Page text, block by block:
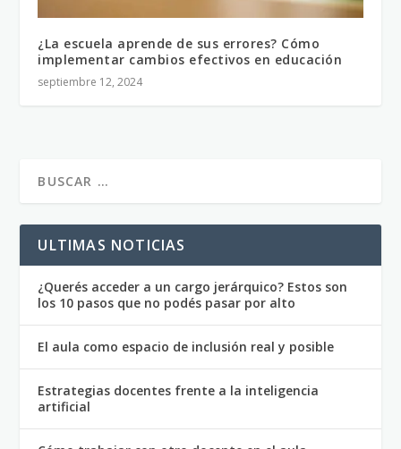
¿La escuela aprende de sus errores? Cómo
implementar cambios efectivos en educación
septiembre 12, 2024
ULTIMAS NOTICIAS
¿Querés acceder a un cargo jerárquico? Estos son
los 10 pasos que no podés pasar por alto
El aula como espacio de inclusión real y posible
Estrategias docentes frente a la inteligencia
artificial